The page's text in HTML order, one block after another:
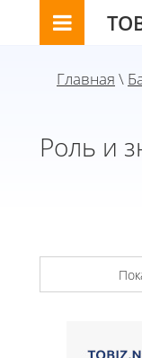
Главная \
Роль и